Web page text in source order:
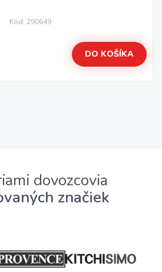
Kód: 290649
DO KOŠÍKA
dovozcovia
značiek